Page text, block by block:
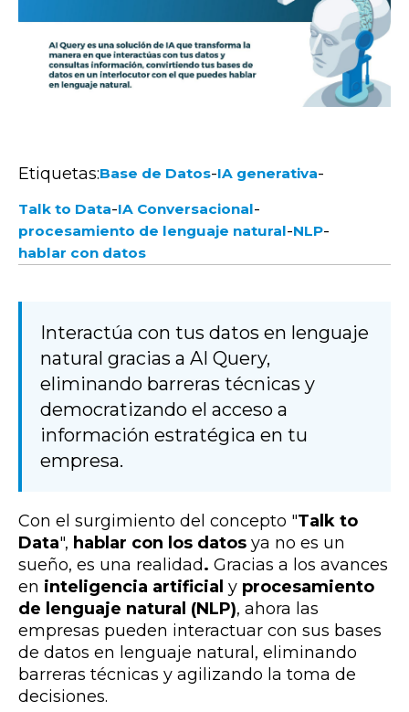
Etiquetas:Base de Datos-IA generativa-
Talk to Data-IA Conversacional-
procesamiento de lenguaje natural-NLP-
hablar con datos
Interactúa con tus datos en lenguaje
natural gracias a AI Query,
eliminando barreras técnicas y
democratizando el acceso a
información estratégica en tu
empresa.
Con el surgimiento del concepto "Talk to
Data", hablar con los datos ya no es un
sueño, es una realidad. Gracias a los avances
en inteligencia artificial y procesamiento
de lenguaje natural (NLP), ahora las
empresas pueden interactuar con sus bases
de datos en lenguaje natural, eliminando
barreras técnicas y agilizando la toma de
decisiones.